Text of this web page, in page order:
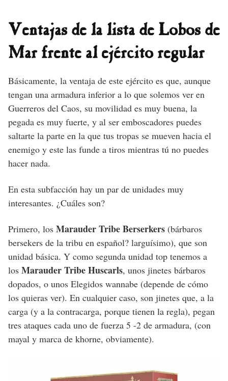
Ventajas de la lista de Lobos de
Mar frente al ejército regular
Básicamente, la ventaja de este ejército es que, aunque
tengan una armadura inferior a lo que solemos ver en
Guerreros del Caos, su movilidad es muy buena, la
pegada es muy fuerte, y al ser emboscadores puedes
saltarte la parte en la que tus tropas se mueven hacia el
enemigo y este las funde a tiros mientras tú no puedes
hacer nada.
En esta subfacción hay un par de unidades muy
interesantes. ¿Cuáles son?
Primero, los Marauder Tribe Berserkers (bárbaros
bersekers de la tribu en español? larguísimo), que son
unidad básica. Y como segunda unidad top tenemos a
los Marauder Tribe Huscarls, unos jinetes bárbaros
dopados, o unos Elegidos wannabe (depende de cómo
los quieras ver). En cualquier caso, son jinetes que, a la
carga (y a la contracarga, porque tienen la regla), pegan
tres ataques cada uno de fuerza 5 -2 de armadura, (con
mayal y marca de khorne, obviamente).